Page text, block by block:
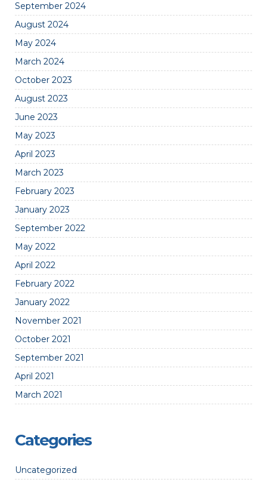
September 2024
August 2024
May 2024
March 2024
October 2023
August 2023
June 2023
May 2023
April 2023
March 2023
February 2023
January 2023
September 2022
May 2022
April 2022
February 2022
January 2022
November 2021
October 2021
September 2021
April 2021
March 2021
Categories
Uncategorized